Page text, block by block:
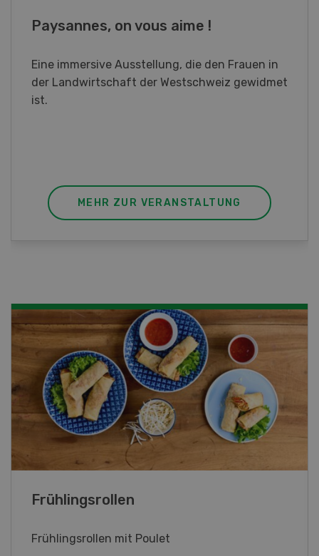
Fachkurs Aquakultur
Sind Sie in der Fischzucht tätig oder
interessieren Sie sich für das Thema? In
diesem Fall ist unser FBA-Weiterbildungskurs
MEHR ZUR VERANSTALTUNG
Poulet mit Spinat-Dörrtomaten-